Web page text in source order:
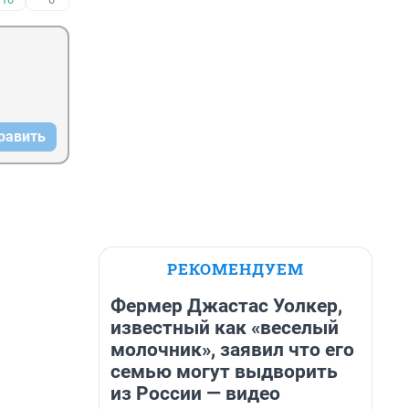
РЕКОМЕНДУЕМ
Фермер Джастас Уолкер,
известный как «веселый
молочник», заявил что его
семью могут выдворить
из России — видео